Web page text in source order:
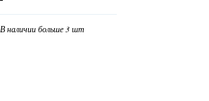
В наличии больше 3 шт